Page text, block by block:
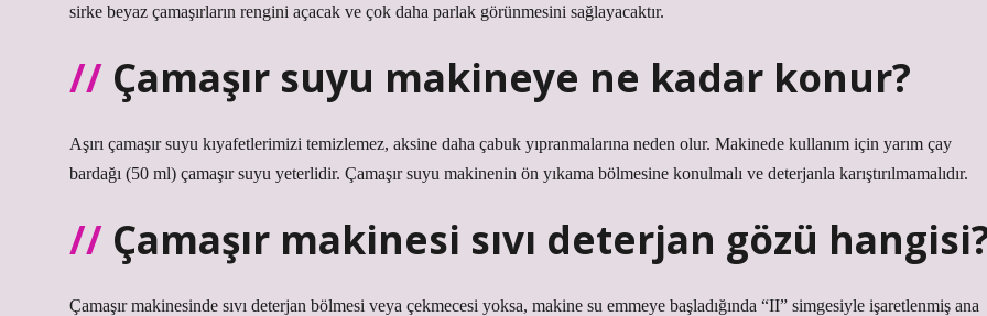
sirke beyaz çamaşırların rengini açacak ve çok daha parlak görünmesini sağlayacaktır.
Çamaşır suyu makineye ne kadar konur?
Aşırı çamaşır suyu kıyafetlerimizi temizlemez, aksine daha çabuk yıpranmalarına neden olur. Makinede kullanım için yarım çay
bardağı (50 ml) çamaşır suyu yeterlidir. Çamaşır suyu makinenin ön yıkama bölmesine konulmalı ve deterjanla karıştırılmamalıdır.
Çamaşır makinesi sıvı deterjan gözü
Çamaşır makinesinde sıvı deterjan bölmesi veya çekmecesi yoksa, makine su emmeye başladığında “II” simgesiyle işaretlenmiş ana